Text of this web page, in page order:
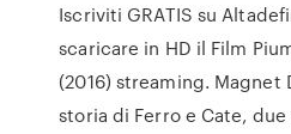
Iscriviti GRATIS su
scaricare in HD il Film
(2016) streaming. Magnet
storia di Ferro e Cate,